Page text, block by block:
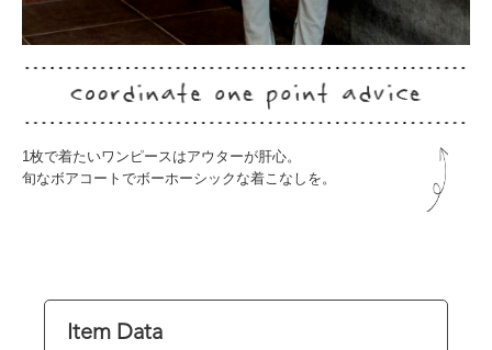
1枚で着たいワンピースはアウターが肝心。
旬なボアコートでボーホーシックな着こなしを。
Item Data